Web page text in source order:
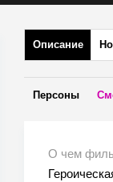
Описание
Персоны
О чем